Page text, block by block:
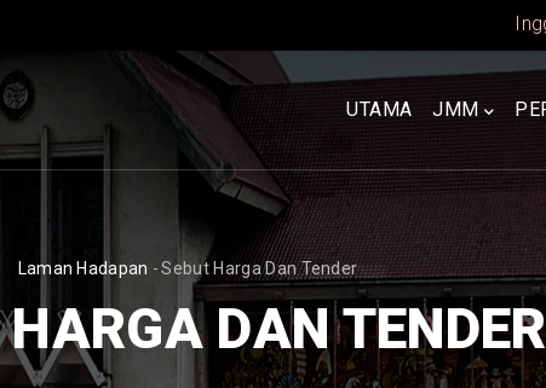
MENU
UTAMA
[BM]
UTAMA JMM
BREADCRUMB
Laman Hadapan - Sebut Harga Dan Tender
DAN TENDER